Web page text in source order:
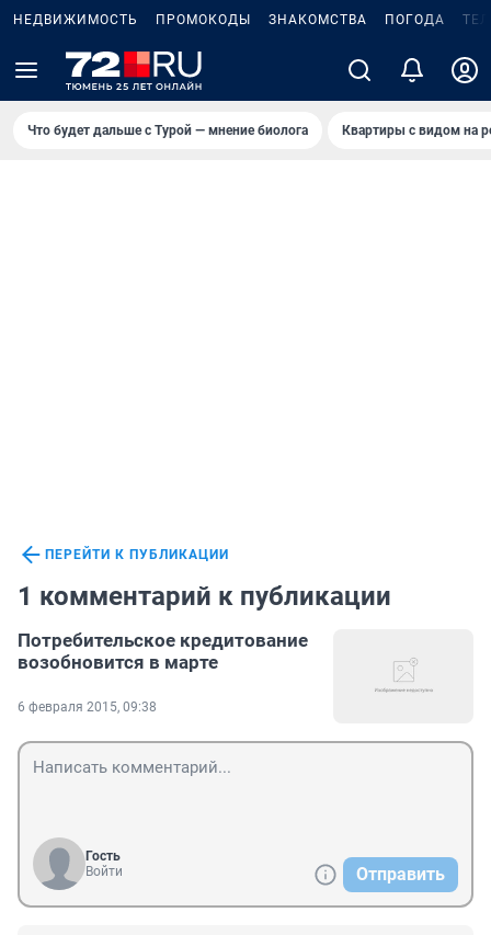
НЕДВИЖИМОСТЬ ПРОМОКОДЫ ЗНАКОМСТВА ПОГОДА
Что будет дальше с Турой — мнение биолога Квартиры с видом на
ПЕРЕЙТИ К ПУБЛИКАЦИИ
1 комментарий к публикации
Потребительское кредитование
возобновится в марте
6 февраля 2015, 09:38
Гость
Войти
Отправить